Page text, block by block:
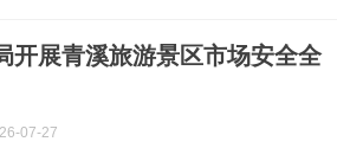
开展青溪旅游景区市场安全全
07-27